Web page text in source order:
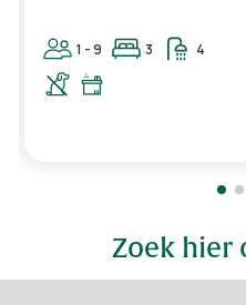
1 - 9 3 4
Zoek hier